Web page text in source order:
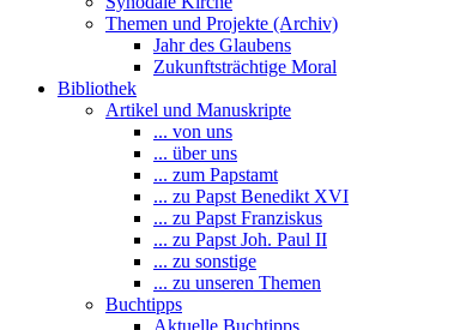
Themen und Projekte (Archiv)
Jahr des Glaubens
Zukunftsträchtige Moral
Bibliothek
Artikel und Manuskripte
... von uns
... über uns
... zum Papstamt
... zu Papst Benedikt XVI
... zu Papst Franziskus
... zu Papst Joh. Paul II
... zu sonstige
... zu unseren Themen
Buchtipps
Aktuelle Buchtipps